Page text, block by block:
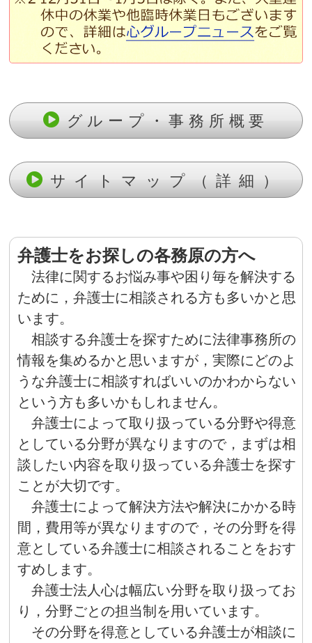
グループ・事務所概要
サイトマップ（詳細）
弁護士をお探しの各務原の方へ
法律に関するお悩み事や困り毎を解決する
ために，弁護士に相談される方も多いかと思
います。
相談する弁護士を探すために法律事務所の
情報を集めるかと思いますが，実際にどのよ
うな弁護士に相談すればいいのかわからない
という方も多いかもしれません。
弁護士によって取り扱っている分野や得意
としている分野が異なりますので，まずは相
談したい内容を取り扱っている弁護士を探す
ことが大切です。
弁護士によって解決方法や解決にかかる時
間，費用等が異なりますので，その分野を得
意としている弁護士に相談されることをおす
すめします。
弁護士法人心は幅広い分野を取り扱ってお
り，分野ごとの担当制を用いています。
その分野を得意としている弁護士が相談に